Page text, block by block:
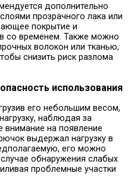
дополнительно
прозрачного лака или
покрытие и
со временем. Также можно
волокон или тканью,
снизить риск разлома
использования
его небольшим весом,
наблюдая за
внимание на появление
выдержал нагрузку в
его можно
обнаружения слабых
проблемные участки